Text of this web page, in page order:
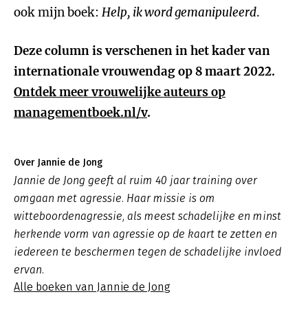
ook mijn boek: Help, ik word gemanipuleerd.
Deze column is verschenen in het kader van
internationale vrouwendag op 8 maart 2022.
Ontdek meer vrouwelijke auteurs op
managementboek.nl/v.
Over Jannie de Jong
Jannie de Jong geeft al ruim 40 jaar training over
omgaan met agressie. Haar missie is om
witteboordenagressie, als meest schadelijke en minst
herkende vorm van agressie op de kaart te zetten en
iedereen te beschermen tegen de schadelijke invloed
ervan.
Alle boeken van Jannie de Jong